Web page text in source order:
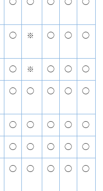
◯ ※ ◯ ◯ ◯
◯ ※ ◯ ◯ ◯
◯ ◯ ◯ ◯ ◯
◯ ◯ ◯ ◯ ◯
◯ ◯ ◯ ◯ ◯
◯ ◯ ◯ ◯ ◯